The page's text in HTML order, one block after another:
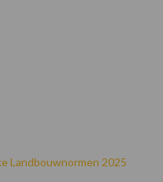
Landbouwnormen 2025